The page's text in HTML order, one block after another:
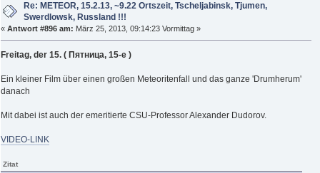
Re: METEOR, 15.2.13, ~9.22 Ortszeit, Tscheljabinsk, Tjumen,
Swerdlowsk, Russland !!!
« Antwort #896 am: März 25, 2013, 09:14:23 Vormittag »
Freitag, der 15. ( Пятница, 15-е )
Ein kleiner Film über einen großen Meteoritenfall und das ganze 'Drumherum'
danach
Mit dabei ist auch der emeritierte CSU-Professor Alexander Dudorov.
VIDEO-LINK
Zitat